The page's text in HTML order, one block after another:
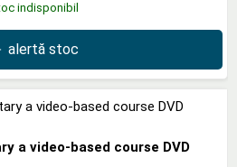
indisponibil
alertă stoc
a video-based course DVD